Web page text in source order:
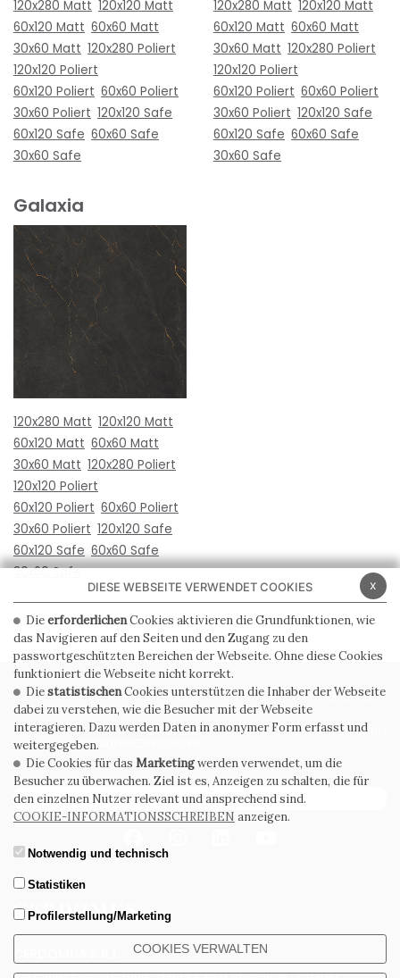
120x280 Matt 120x120 Matt
60x120 Matt 60x60 Matt
30x60 Matt 120x280 Poliert
120x120 Poliert
60x120 Poliert 60x60 Poliert
30x60 Poliert 120x120 Safe
60x120 Safe 60x60 Safe
30x60 Safe
120x280 Matt 120x120 Matt
60x120 Matt 60x60 Matt
30x60 Matt 120x280 Poliert
120x120 Poliert
60x120 Poliert 60x60 Poliert
30x60 Poliert 120x120 Safe
60x120 Safe 60x60 Safe
30x60 Safe
Galaxia
120x280 Matt 120x120 Matt
60x120 Matt 60x60 Matt
30x60 Matt 120x280 Poliert
120x120 Poliert
60x120 Poliert 60x60 Poliert
30x60 Poliert 120x120 Safe
60x120 Safe 60x60 Safe
30x60 Safe
Via Emilia Ponente, 1000 - 48014 Castel Bolognese (RA) Italy
PRIVACY POLICY COOKIE POLICY
ALLGEMEINE
VERKAUFSBEDINGUNGEN
WHISTLEBLOWING
ABONNIEREN SIE DEN NEWSLETTER
x
DIESE WEBSEITE VERWENDET COOKIES
DieerforderlichenCookies aktivieren die Grundfunktionen, wie
das Navigieren auf den Seiten und den Zugang zu den
passwortgeschützten Bereichen der Webseite. Ohne diese Cookies
funktioniert die Webseite nicht korrekt.
DiestatistischenCookies unterstützen die Inhaber der Webseite
dabei zu verstehen, wie die Besucher mit der Webseite
interagieren. Dazu werden Daten in anonymer Form erfasst und
weitergegeben.
Die Cookies für das Marketingwerden verwendet, um die
Besucher zu überwachen. Ziel ist es, Anzeigen zu schalten, die für
den einzelnen Nutzer relevant und ansprechend sind.
COOKIE-INFORMATIONSSCHREIBEN anzeigen.
Notwendig und technisch
Statistiken
Profilerstellung/Marketing
COOKIES VERWALTEN